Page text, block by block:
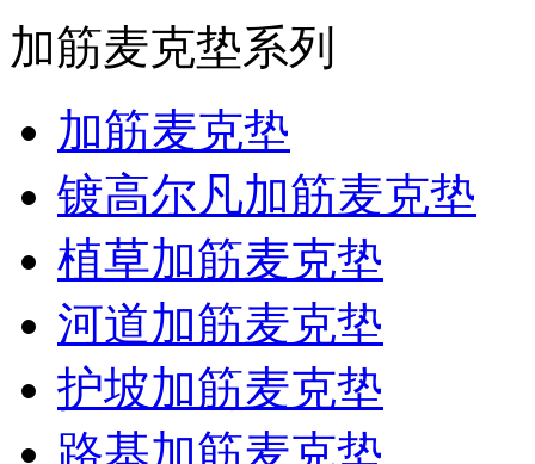
加筋麦克垫系列
加筋麦克垫
镀高尔凡加筋麦克垫
植草加筋麦克垫
河道加筋麦克垫
护坡加筋麦克垫
路基加筋麦克垫